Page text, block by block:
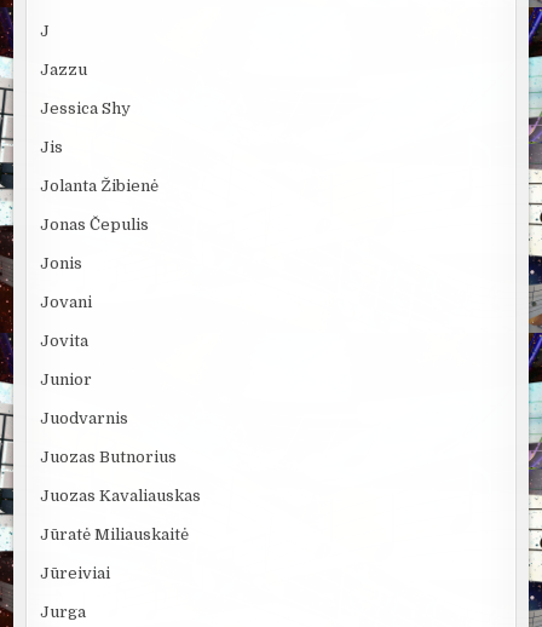
J
Jazzu
Jessica Shy
Jis
Jolanta Žibienė
Jonas Čepulis
Jonis
Jovani
Jovita
Junior
Juodvarnis
Juozas Butnorius
Juozas Kavaliauskas
Jūratė Miliauskaitė
Jūreiviai
Jurga